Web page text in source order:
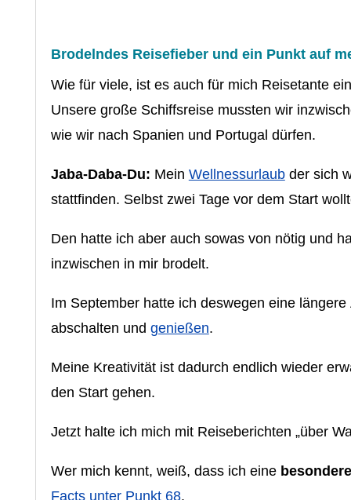
Brodelndes Reisefieber und ein Punkt auf
Wie für viele, ist es auch für mich Reisetante
Unsere große Schiffsreise mussten wir
wie wir nach Spanien und Portugal dürfen.
Jaba-Daba-Du: Mein Wellnessurlaubder sich
stattfinden. Selbst zwei Tage vor dem Start
Den hatte ich aber auch sowas von nötig und
inzwischen in mir brodelt.
Im September hatte ich deswegen eine
abschalten und genießen.
Meine Kreativität ist dadurch endlich wieder
den Start gehen.
Jetzt halte ich mich mit Reiseberichten „über
Wer mich kennt, weiß, dass ich eine
Facts unter Punkt 68.